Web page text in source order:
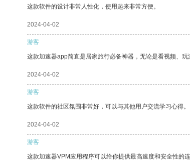
这款软件的设计非常人性化，使用起来非常方便。
2024-04-02
游客
这款加速器app简直是居家旅行必备神器，无论是看视频、
2024-04-02
游客
这款软件的社区氛围非常好，可以与其他用户交流学习心得。
2024-04-02
游客
这款加速器VPM应用程序可以给你提供最高速度和安全性的